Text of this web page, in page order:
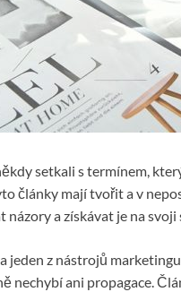
setkali s termínem,
články mají tvořit a v
názory a získávat je na svoji
jeden z nástrojů
nechybí ani propagace.